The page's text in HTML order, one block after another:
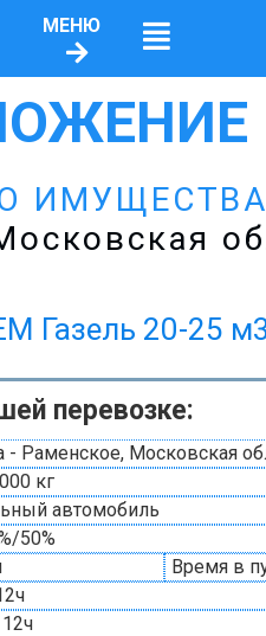
МЕНЮ
20-25 м3
перевозке:
- Раменское, Московская
кг
автомобиль
50%
Время в